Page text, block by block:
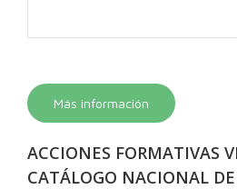
Más información
ACCIONES FORMATIVAS
CATÁLOGO NACIONAL DE